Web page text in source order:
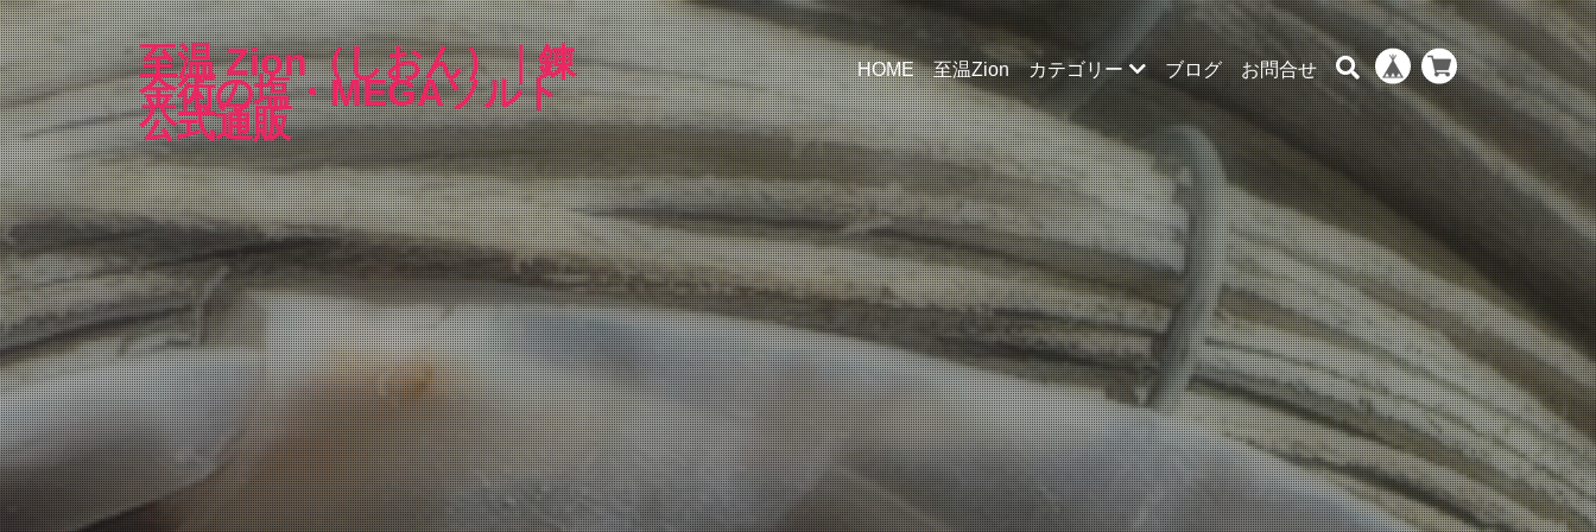
至温 Zion（しおん）｜錬
金術の塩・MEGAソルト
公式通販
HOME 至温Zion カテゴリー ブログ お問合せ